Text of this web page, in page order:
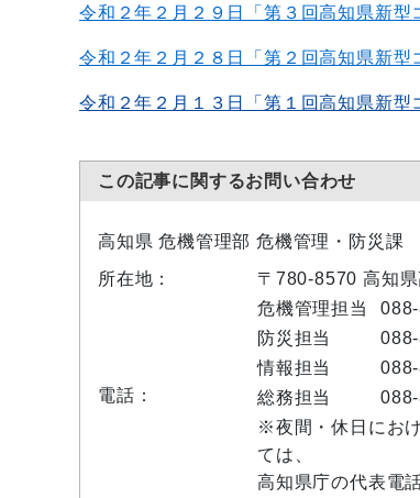
令和２年２月２９日「第３回高知県新
令和２年２月２８日「第２回高知県新
令和２年２月１３日「第１回高知県新
この記事に関するお問い合わせ
高知県 危機管理部 危機管理・防災課
所在地：
〒780-8570 高知
電話：
危機管理担当
防災担当
情報担当
総務担当
※夜間・休日にお
ては、
高知県庁の代表電